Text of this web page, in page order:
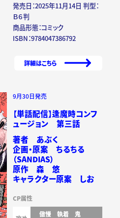
発売日：2025年11月14日 判型：
Ｂ６判
商品形態：コミック
ISBN：9784047386792
詳細はこちら
9月30日発売
【単話配信】逢魔時コンフ
ュージョン 第三話
著者 あぶく
企画・原案 ちるちる
（SANDIAS）
原作 森 悠
キャラクター原案 しお
CP属性
傲慢 執着
鬼